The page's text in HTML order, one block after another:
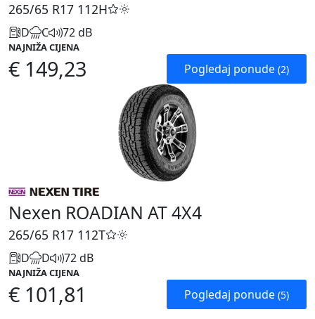
265/65 R17 112H
D C 72 dB
NAJNIŽA CIJENA
€ 149,23 Pogledaj ponude (2)
Nexen ROADIAN AT 4X4
265/65 R17 112T
D D 72 dB
NAJNIŽA CIJENA
€ 101,81 Pogledaj ponude (5)